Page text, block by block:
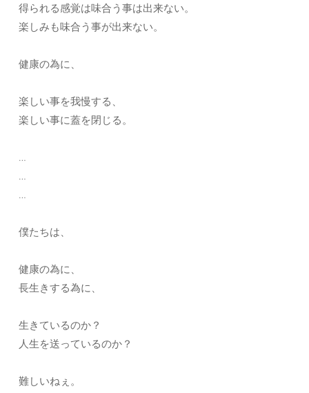
得られる感覚は味合う事は出来ない。
楽しみも味合う事が出来ない。
健康の為に、
楽しい事を我慢する、
楽しい事に蓋を閉じる。
…
…
…
僕たちは、
健康の為に、
長生きする為に、
生きているのか？
人生を送っているのか？
難しいねぇ。